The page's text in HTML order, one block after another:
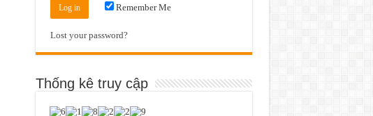
Remember Me
Lost your password?
Thống kê truy cập